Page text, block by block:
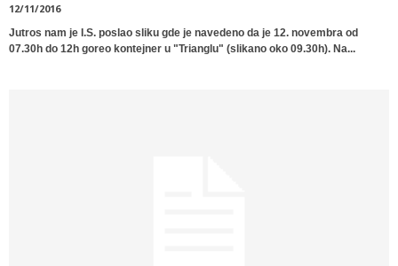
12/11/2016
Jutros nam je I.S. poslao sliku gde je navedeno da je 12. novembra od
07.30h do 12h goreo kontejner u "Trianglu" (slikano oko 09.30h). Na...